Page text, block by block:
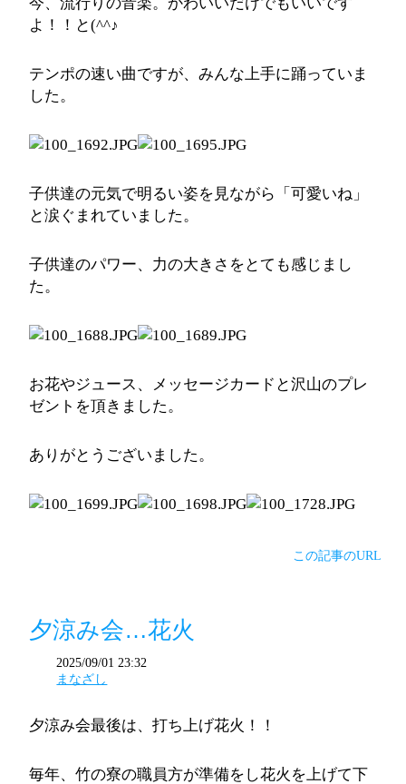
よ！！と(^^♪
テンポの速い曲ですが、みんな上手に踊っていま
した。
子供達の元気で明るい姿を見ながら「可愛いね」
と涙ぐまれていました。
子供達のパワー、力の大きさをとても感じまし
た。
お花やジュース、メッセージカードと沢山のプレ
ゼントを頂きました。
ありがとうございました。
この記事のURL
夕涼み会…花火
2025/09/01 23:32
まなざし
夕涼み会最後は、打ち上げ花火！！
毎年、竹の寮の職員方が準備をし花火を上げて下